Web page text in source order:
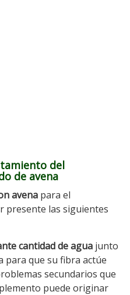
del
de avena
avena para el
presente las siguientes
cantidad de agua junto
para que su fibra actúe
secundarios que
puede originar